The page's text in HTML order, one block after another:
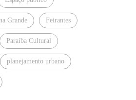
Grande Feirantes
Paraíba Cultural
planejamento urbano